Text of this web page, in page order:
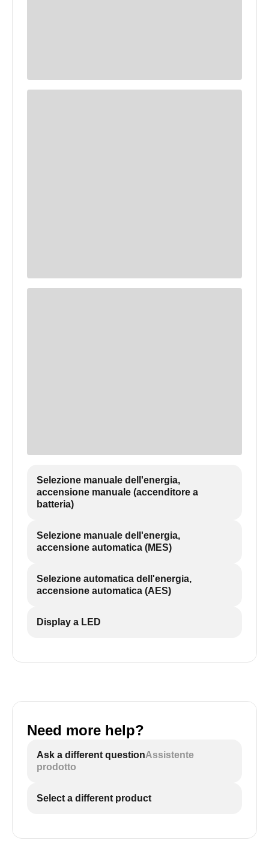
Selezione manuale dell'energia,
accensione manuale (accenditore a
batteria)
Selezione manuale dell'energia,
accensione automatica (MES)
Selezione automatica dell'energia,
accensione automatica (AES)
Display a LED
Need more help?
Ask a different questionAssistente
prodotto
Select a different product